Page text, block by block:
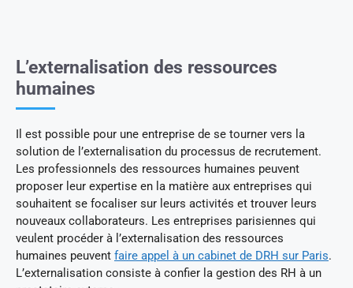
L’externalisation des ressources
humaines
Il est possible pour une entreprise de se tourner vers la
solution de l’externalisation du processus de recrutement.
Les professionnels des ressources humaines peuvent
proposer leur expertise en la matière aux entreprises qui
souhaitent se focaliser sur leurs activités et trouver leurs
nouveaux collaborateurs. Les entreprises parisiennes qui
veulent procéder à l’externalisation des ressources
humaines peuvent faire appel à un cabinet de DRH sur Paris.
L’externalisation consiste à confier la gestion des RH à un